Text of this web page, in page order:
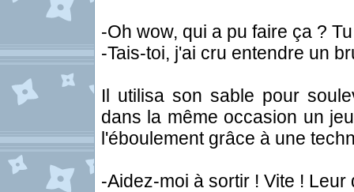
-Oh wow, qui a pu faire ça ?
-Tais-toi, j'ai cru entendre un
Il utilisa son sable pour
dans la même occasion un
l'éboulement grâce à une
-Aidez-moi à sortir ! Vite !